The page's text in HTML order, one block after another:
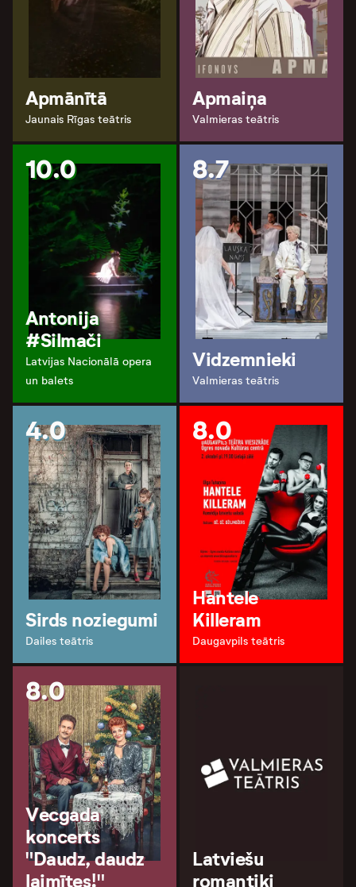
Apmānītā
Jaunais Rīgas teātris
Apmaiņa
Valmieras teātris
10.0
Antonija
#Silmači
Latvijas Nacionālā opera
un balets
8.7
Vidzemnieki
Valmieras teātris
4.0
Sirds noziegumi
Dailes teātris
8.0
Hantele
Killeram
Daugavpils teātris
8.0
Vecgada
koncerts
"Daudz, daudz
laimītes!"
Latviešu
romantiķi